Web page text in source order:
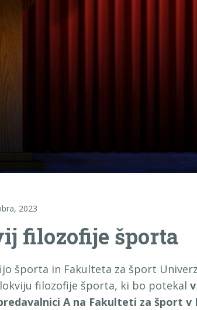
2023
filozofije športa
športa in Fakulteta za šport
filozofije športa, ki bo potekal
A na Fakulteti za šport v